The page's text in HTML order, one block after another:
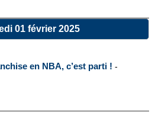
01 février 2025
en NBA, c’est parti ! -